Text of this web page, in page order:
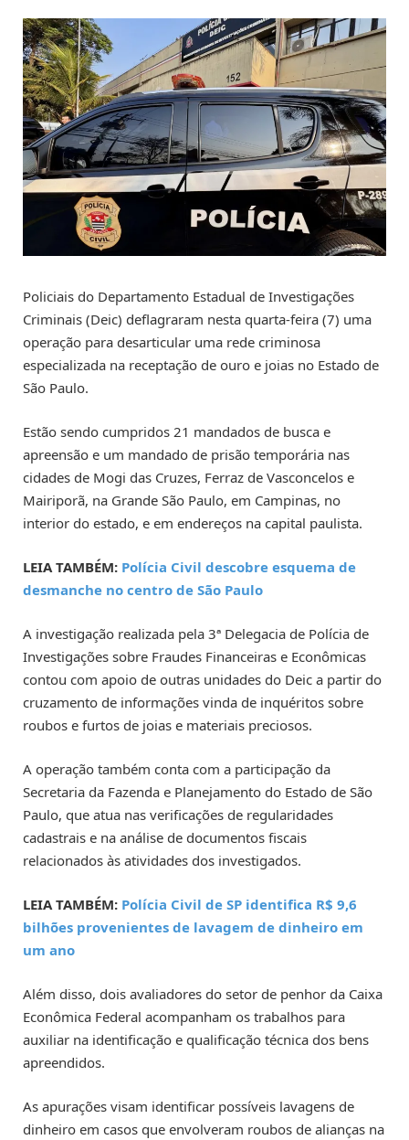
Policiais do Departamento Estadual de Investigações
Criminais (Deic) deflagraram nesta quarta-feira (7) uma
operação para desarticular uma rede criminosa
especializada na receptação de ouro e joias no Estado de
São Paulo.
Estão sendo cumpridos 21 mandados de busca e
apreensão e um mandado de prisão temporária nas
cidades de Mogi das Cruzes, Ferraz de Vasconcelos e
Mairiporã, na Grande São Paulo, em Campinas, no
interior do estado, e em endereços na capital paulista.
LEIA TAMBÉM: Polícia Civil descobre esquema de
desmanche no centro de São Paulo
A investigação realizada pela 3ª Delegacia de Polícia de
Investigações sobre Fraudes Financeiras e Econômicas
contou com apoio de outras unidades do Deic a partir do
cruzamento de informações vinda de inquéritos sobre
roubos e furtos de joias e materiais preciosos.
A operação também conta com a participação da
Secretaria da Fazenda e Planejamento do Estado de São
Paulo, que atua nas verificações de regularidades
cadastrais e na análise de documentos fiscais
relacionados às atividades dos investigados.
LEIA TAMBÉM: Polícia Civil de SP identifica R$ 9,6
bilhões provenientes de lavagem de dinheiro em
um ano
Além disso, dois avaliadores do setor de penhor da Caixa
Econômica Federal acompanham os trabalhos para
auxiliar na identificação e qualificação técnica dos bens
apreendidos.
As apurações visam identificar possíveis lavagens de
dinheiro em casos que envolveram roubos de alianças na